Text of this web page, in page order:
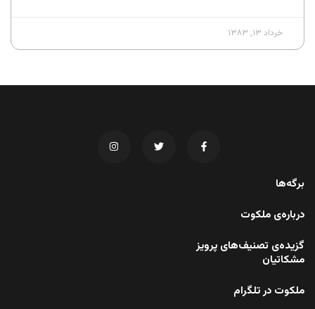
خرداد ۱۳, ۱۳۸۳
برگه‌ها
درباره‌ی ملکوت
گزیده‌ی تصنیف‌های پرویز
مشکاتیان
ملکوت در تلگرام